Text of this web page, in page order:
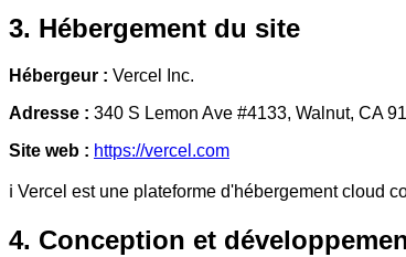
3. Hébergement du site
Hébergeur : Vercel Inc.
Adresse : 340 S Lemon Ave #4133, Walnut, CA
Site web : https://vercel.com
ℹ️ Vercel est une plateforme d'hébergement cloud
4. Conception et